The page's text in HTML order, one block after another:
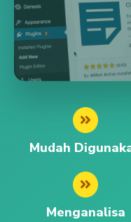
Mudah
Menganalisa